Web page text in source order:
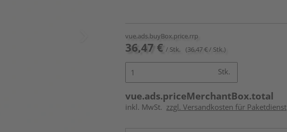
vue.ads.buyBox.price.rrp
36,47 € / Stk. (36,47 € / Stk.)
Stk.
vue.ads.priceMerchantBox.total
inkl. MwSt. zzgl. Versandkosten für Paketdienst